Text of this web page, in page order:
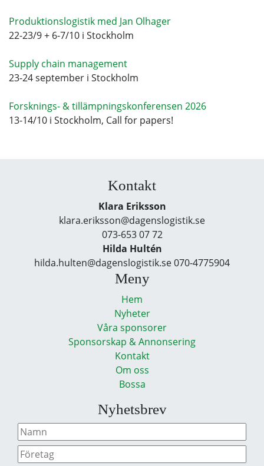
Produktionslogistik med Jan Olhager
22-23/9 + 6-7/10 i Stockholm
Supply chain management
23-24 september i Stockholm
Forsknings- & tillämpningskonferensen 2026
13-14/10 i Stockholm, Call for papers!
Kontakt
Klara Eriksson
klara.eriksson@dagenslogistik.se
073-653 07 72
Hilda Hultén
hilda.hulten@dagenslogistik.se 070-4775904
Meny
Hem
Nyheter
Våra sponsorer
Sponsorskap & Annonsering
Kontakt
Om oss
Bossa
Nyhetsbrev